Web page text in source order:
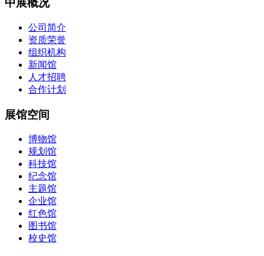
中展概况
公司简介
资质荣誉
组织机构
新闻馆
人才招聘
合作计划
展馆空间
博物馆
规划馆
科技馆
纪念馆
主题馆
企业馆
红色馆
图书馆
校史馆